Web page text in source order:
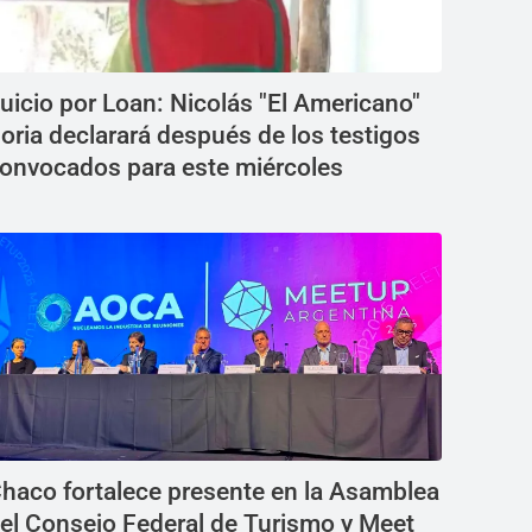
por Loan: Nicolás "El Americano"
declarará después de los testigos
para este miércoles
fortalece presente en la Asamblea
Consejo Federal de Turismo y Meet